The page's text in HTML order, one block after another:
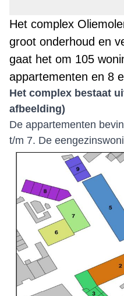
Het complex
groot onderhoud en
gaat het om 105
appartementen en 8
Het complex bestaat
afbeelding)
De appartementen
t/m 7. De